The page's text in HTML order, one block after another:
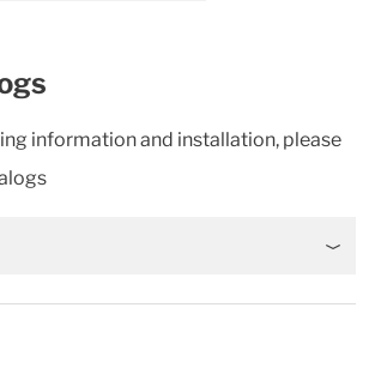
information and installation, please